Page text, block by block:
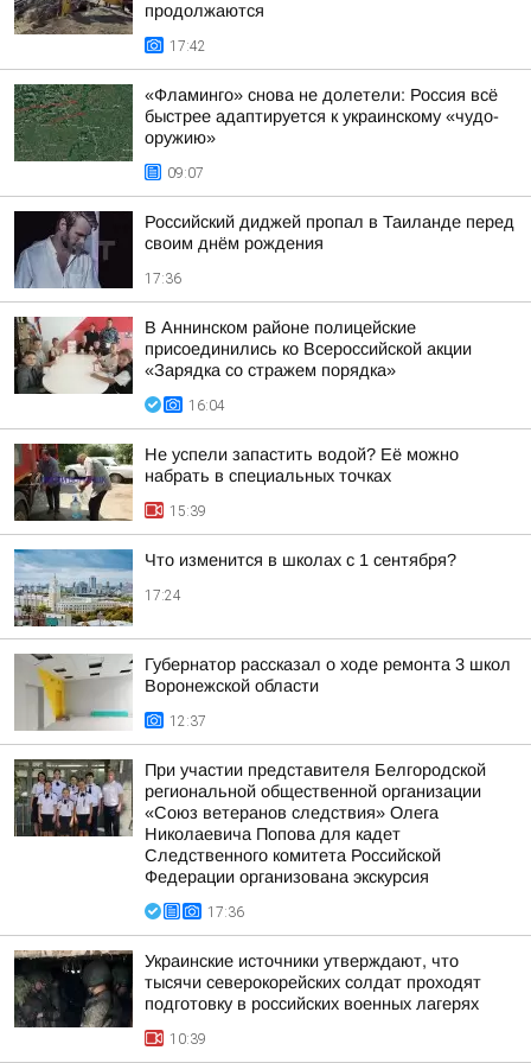
продолжаются
17:42
«Фламинго» снова не долетели: Россия всё
быстрее адаптируется к украинскому «чудо-
оружию»
09:07
Российский диджей пропал в Таиланде перед
своим днём рождения
17:36
В Аннинском районе полицейские
присоединились ко Всероссийской акции
«Зарядка со стражем порядка»
16:04
Не успели запастить водой? Её можно
набрать в специальных точках
15:39
Что изменится в школах с 1 сентября?
17:24
Губернатор рассказал о ходе ремонта 3 школ
Воронежской области
12:37
При участии представителя Белгородской
региональной общественной организации
«Союз ветеранов следствия» Олега
Николаевича Попова для кадет
Следственного комитета Российской
Федерации организована экскурсия
17:36
Украинские источники утверждают, что
тысячи северокорейских солдат проходят
подготовку в российских военных лагерях
10:39